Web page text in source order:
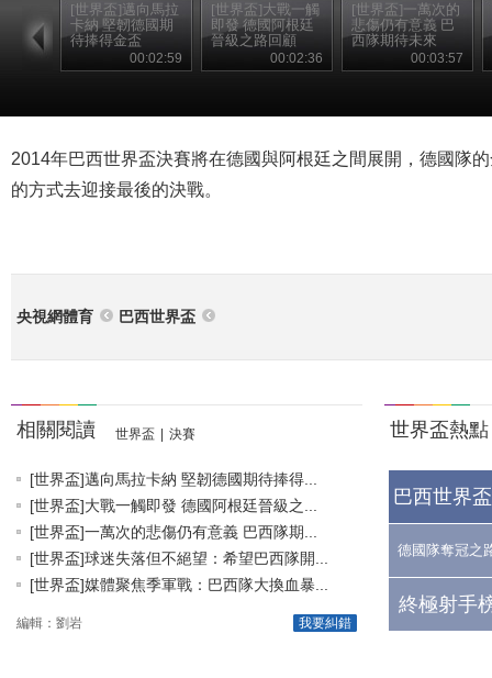
[世界盃]邁向馬拉
卡納 堅韌德國期
待捧得金盃
00:02:59
[世界盃]大戰一觸
即發 德國阿根廷
晉級之路回顧
00:02:36
[世界盃]一萬次的
悲傷仍有意義 巴
西隊期待未來
00:03:57
2014年巴西世界盃決賽將在德國與阿根廷之間展開，德國隊
的方式去迎接最後的決戰。
央視網體育 巴西世界盃
相關閱讀 世界盃 決賽
[世界盃]邁向馬拉卡納 堅韌德國期待捧得...
[世界盃]大戰一觸即發 德國阿根廷晉級之...
[世界盃]一萬次的悲傷仍有意義 巴西隊期...
[世界盃]球迷失落但不絕望：希望巴西隊開...
[世界盃]媒體聚焦季軍戰：巴西隊大換血暴...
我要糾錯
編輯：劉岩
世界盃熱點
巴西世界
德國隊奪冠之
終極射手